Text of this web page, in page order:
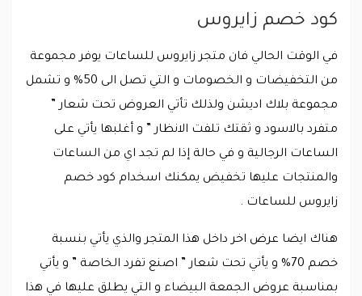
كود خصم زايروس
في الوقت الحالي فان متجر زايروس للساعات يوفر مجموعة
من التخفيضات و الخصومات و التي تصل الى 50% و تشمل
مجموعة بلاك اديشن ولذلك تأتي العروض تحت شعار ”
متفرد بالاسود و ثقتك تلفت الانظار ” و أغلبها يأتي على
الساعات الرجالية و في حالة إذا لم تجد اي من الساعات
والمنتجات عليها تخفيض يمكنك اسخدام كود خصم
زايروس للساعات .
هناك ايضا عرض اخر داخل هذا المتجر والذي يأتي بنسبة
خصم 70% و يأتي تحت شعار ” اصنع تفرد الخاصة ” و يأتي
بمناسبة عروض الجمعة البيضاء و التي يطلق عليها في هذا